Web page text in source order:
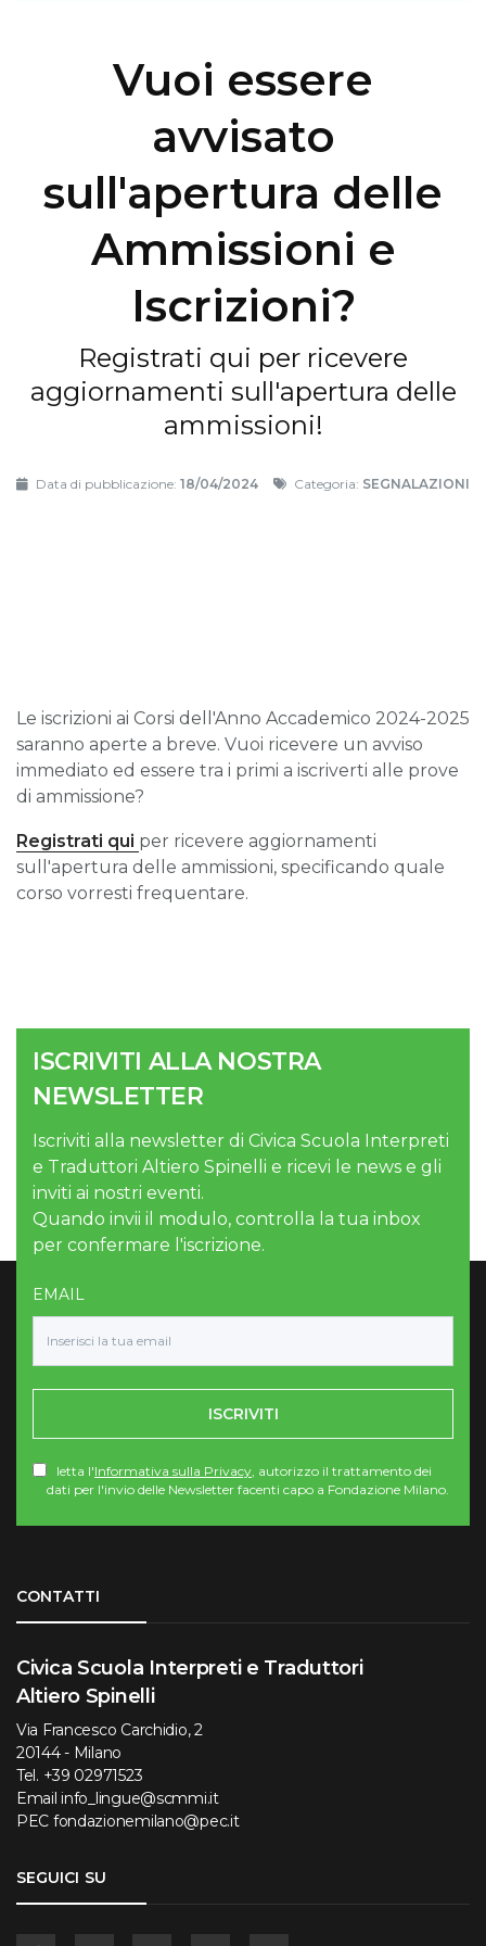
Vuoi essere
avvisato
sull'apertura delle
Ammissioni e
Iscrizioni?
Registrati qui per ricevere
aggiornamenti sull'apertura delle
ammissioni!
Data di pubblicazione:18/04/2024 Categoria: SEGNALAZIONI
Le iscrizioni ai Corsi dell'Anno Accademico 2024-2025
saranno aperte a breve. Vuoi ricevere un avviso
immediato ed essere tra i primi a iscriverti alle prove
di ammissione?
Registrati qui per ricevere aggiornamenti
sull'apertura delle ammissioni, specificando quale
corso vorresti frequentare.
ISCRIVITI ALLA NOSTRA
NEWSLETTER
Iscriviti alla newsletter di Civica Scuola Interpreti
e Traduttori Altiero Spinelli e ricevi le news e gli
inviti ai nostri eventi.
Quando invii il modulo, controlla la tua inbox
per confermare l'iscrizione.
EMAIL
ISCRIVITI
letta l'Informativa sulla Privacy, autorizzo il trattamento dei
dati per l'invio delle Newsletter facenti capo a Fondazione Milano.
CONTATTI
Civica Scuola Interpreti e Traduttori
Altiero Spinelli
Via Francesco Carchidio, 2
20144 - Milano
Tel. +39 02971523
Email info_lingue@scmmi.it
PEC fondazionemilano@pec.it
SEGUICI SU